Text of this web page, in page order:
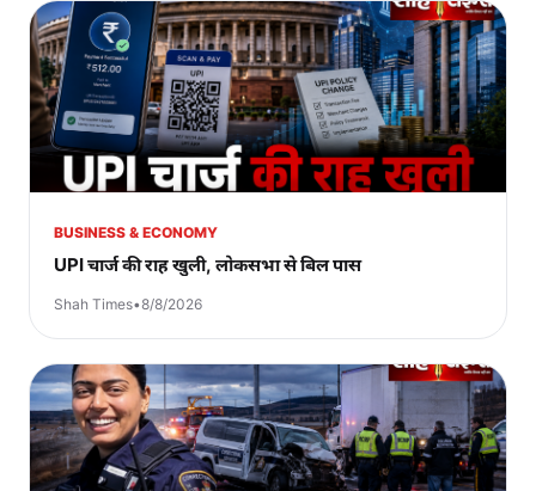
BUSINESS & ECONOMY
UPI चार्ज की राह खुली, लोकसभा से बिल पास
Shah Times•8/8/2026